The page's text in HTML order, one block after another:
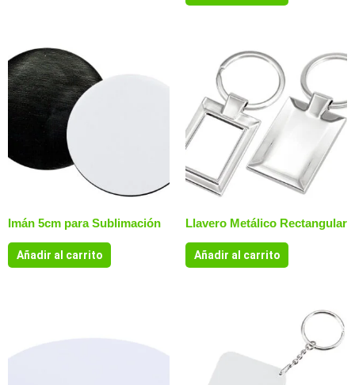
Imán 5cm para Sublimación
Añadir al carrito
Llavero Metálico Rectangular
Añadir al carrito